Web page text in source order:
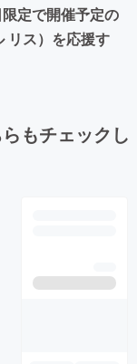
定で開催予定の
リス）を応援す
もチェックし